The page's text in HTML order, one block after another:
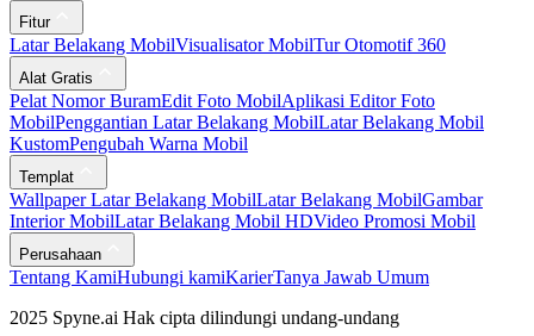
Fitur
Latar Belakang MobilVisualisator MobilTur Otomotif 360
Alat Gratis
Pelat Nomor BuramEdit Foto MobilAplikasi Editor Foto
MobilPenggantian Latar Belakang MobilLatar Belakang Mobil
KustomPengubah Warna Mobil
Templat
Wallpaper Latar Belakang MobilLatar Belakang MobilGambar
Interior MobilLatar Belakang Mobil HDVideo Promosi Mobil
Perusahaan
Tentang KamiHubungi kamiKarierTanya Jawab Umum
2025 Spyne.ai Hak cipta dilindungi undang-undang